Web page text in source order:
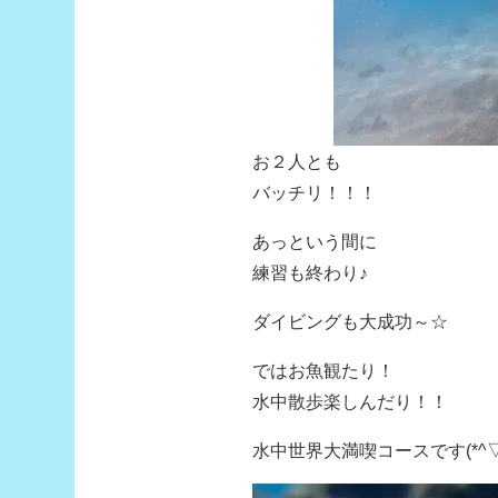
お２人とも
バッチリ！！！
あっという間に
練習も終わり♪
ダイビングも大成功～☆
ではお魚観たり！
水中散歩楽しんだり！！
水中世界大満喫コースです